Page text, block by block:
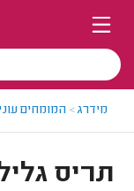
מידרג> המומחים
תריס